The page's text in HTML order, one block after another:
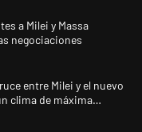
comentarios en los últimos
marcan
a Milei y Massa
negociaciones
y el león": el eufórico
entre Milei y el nuevo
clima de máxima